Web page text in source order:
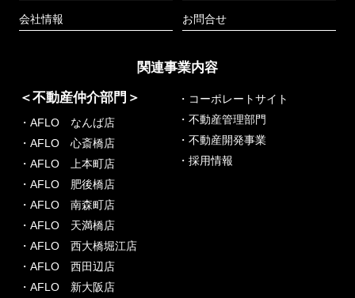
会社情報 お問合せ
関連事業内容
＜不動産仲介部門＞
・AFLO なんば店
・AFLO 心斎橋店
・AFLO 上本町店
・AFLO 肥後橋店
・AFLO 南森町店
・AFLO 天満橋店
・AFLO 西大橋堀江店
・AFLO 西田辺店
・AFLO 新大阪店
・コーポレートサイト
・不動産管理部門
・不動産開発事業
・採用情報